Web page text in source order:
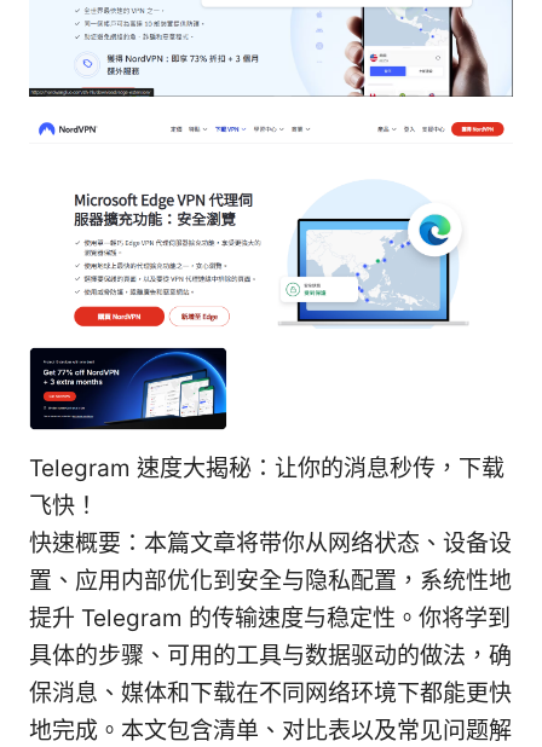
Telegram 速度大揭秘：让你的消息秒传，下载
飞快！
快速概要：本篇文章将带你从网络状态、设备设
置、应用内部优化到安全与隐私配置，系统性地
提升 Telegram 的传输速度与稳定性。你将学到
具体的步骤、可用的工具与数据驱动的做法，确
保消息、媒体和下载在不同网络环境下都能更快
地完成。本文包含清单、对比表以及常见问题解